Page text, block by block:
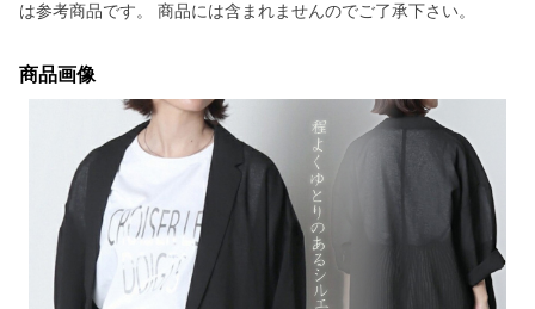
は参考商品です。 商品には含まれませんのでご了承下さい。
商品画像